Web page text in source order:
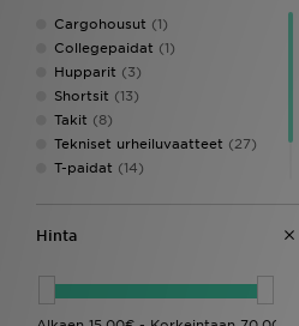
Cargohousut (1)
Collegepaidat (1)
Hupparit (3)
Shortsit (13)
Takit (8)
Tekniset urheiluvaatteet (27)
T-paidat (14)
Hinta